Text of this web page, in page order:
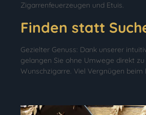
Zigarrenfeuerzeugen und Etuis.
Finden statt
Gezielter Genuss: Dank unserer
gelangen Sie ohne Umwege direkt
Wunschzigarre. Viel Vergnügen beim